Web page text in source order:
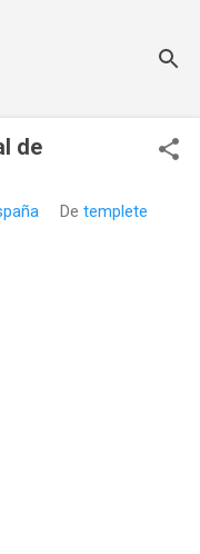
de
De templete